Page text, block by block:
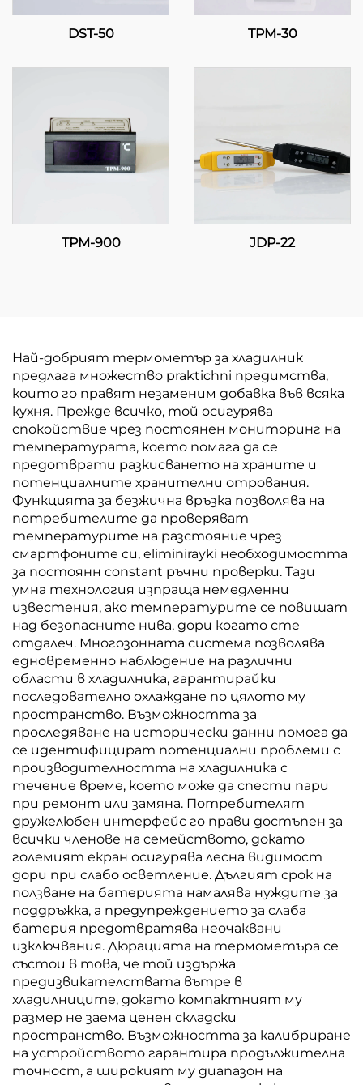
DST-50 TPM-30
TPM-900 JDP-22
Най-добрият термометър за хладилник
предлага множество praktichni предимства,
които го правят незаменим добавка във всяка
кухня. Прежде всичко, той осигурява
спокойствие чрез постоянен мониторинг на
температурата, което помага да се
предотврати разкисването на храните и
потенциалните хранителни отрования.
Функцията за безжична връзка позволява на
потребителите да проверяват
температурите на разстояние чрез
смартфоните си, eliminirayki необходимостта
за постоянн constant ръчни проверки. Тази
умна технология изпраща немедленни
известения, ако температурите се повишат
над безопасните нива, дори когато сте
отдалеч. Многозонната система позволява
едновременно наблюдение на различни
области в хладилника, гарантирайки
последователно охлаждане по цялото му
пространство. Възможността за
проследяване на исторически данни помога да
се идентифицират потенциални проблеми с
производителността на хладилника с
течение време, което може да спести пари
при ремонт или замяна. Потребителят
дружелюбен интерфейс го прави достъпен за
всички членове на семейството, докато
големият екран осигурява лесна видимост
дори при слабо осветление. Дългият срок на
ползване на батерията намалява нуждите за
поддръжка, а предупреждението за слаба
батерия предотвратява неочаквани
изключвания. Дюрацията на термометъра се
състои в това, че той издържа
предизвикателствата вътре в
хладилниците, докато компактният му
размер не заема ценен складски
пространство. Възможността за калибриране
на устройството гарантира продължителна
точност, а широкият му диапазон на